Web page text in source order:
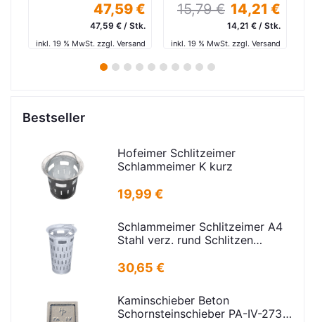
14,21 €
14,21 € / Stk.
inkl. 19 % MwSt. zzgl. Versand
12,27 €
12,27 € / Stk.
inkl. 19 % MwSt. zzgl. Versand
1 2 3 4 5 6 7 8 9 10
Bestseller
Hofeimer Schlitzeimer
Schlammeimer K kurz
19,99 €
Schlammeimer Schlitzeimer A4
Stahl verz. rund Schlitzen
30,65 €
Kaminschieber Beton
Schornsteinschieber PA-IV-273